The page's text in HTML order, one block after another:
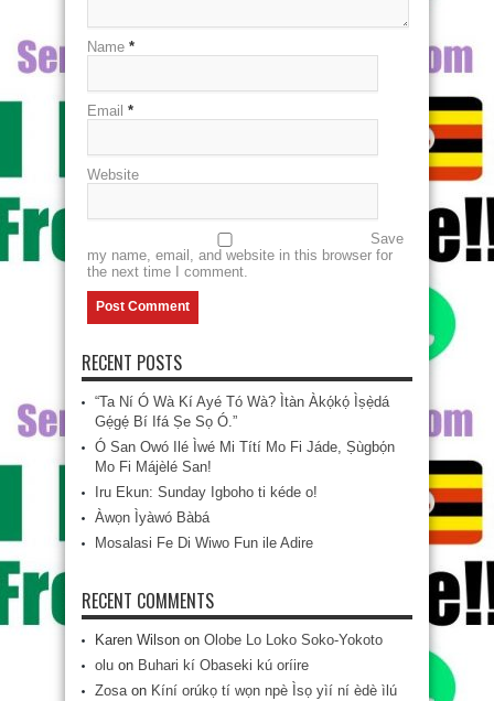
Name *
Email *
Website
Save
my name, email, and website in this browser for
the next time I comment.
RECENT POSTS
“Ta Ní Ó Wà Kí Ayé Tó Wà? Ìtàn Àkọ́kọ́ Ìṣẹ̀dá
Gẹ́gẹ́ Bí Ifá Ṣe Sọ Ó.”
Ó San Owó Ilé Ìwé Mi Títí Mo Fi Jáde, Ṣùgbọ́n
Mo Fi Májèlé San!
Iru Ekun: Sunday Igboho ti kéde o!
Àwọn Ìyàwó Bàbá
Mosalasi Fe Di Wiwo Fun ile Adire
RECENT COMMENTS
Karen Wilson on Olobe Lo Loko Soko-Yokoto
olu on Buhari kí Obaseki kú oríire
Zosa on Kíní orúkọ tí wọn npè Ìsọ yìí ní èdè ìlú